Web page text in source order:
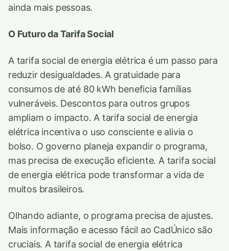
ainda mais pessoas.
O Futuro da Tarifa Social
A tarifa social de energia elétrica é um passo para
reduzir desigualdades. A gratuidade para
consumos de até 80 kWh beneficia famílias
vulneráveis. Descontos para outros grupos
ampliam o impacto. A tarifa social de energia
elétrica incentiva o uso consciente e alivia o
bolso. O governo planeja expandir o programa,
mas precisa de execução eficiente. A tarifa social
de energia elétrica pode transformar a vida de
muitos brasileiros.
Olhando adiante, o programa precisa de ajustes.
Mais informação e acesso fácil ao CadÚnico são
cruciais. A tarifa social de energia elétrica